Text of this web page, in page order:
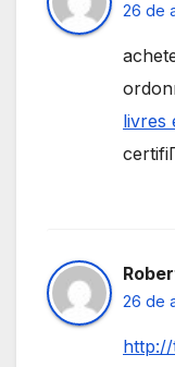
26 de
livres
26 de